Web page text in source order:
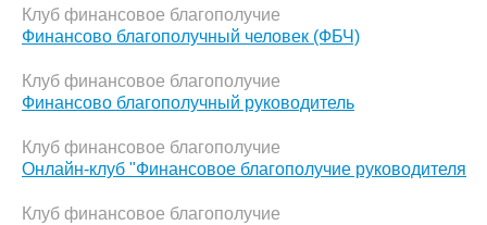
Клуб финансовое благополучие
Финансово благополучный человек (ФБЧ)
Клуб финансовое благополучие
Финансово благополучный руководитель
Клуб финансовое благополучие
Онлайн-клуб "Финансовое благополучие руководителя
Клуб финансовое благополучие